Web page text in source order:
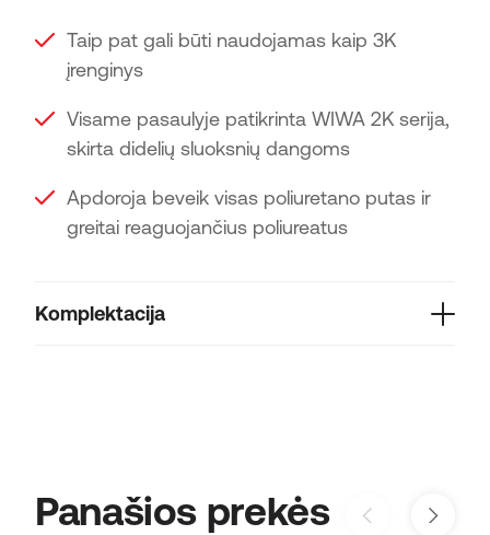
Taip pat gali būti naudojamas kaip 3K
įrenginys
Visame pasaulyje patikrinta WIWA 2K serija,
skirta didelių sluoksnių dangoms
Apdoroja beveik visas poliuretano putas ir
greitai reaguojančius poliureatus
Komplektacija
Panašios prekės